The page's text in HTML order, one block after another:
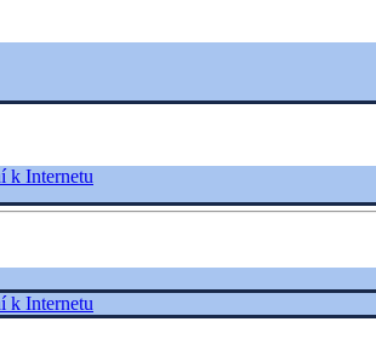
k Internetu
k Internetu